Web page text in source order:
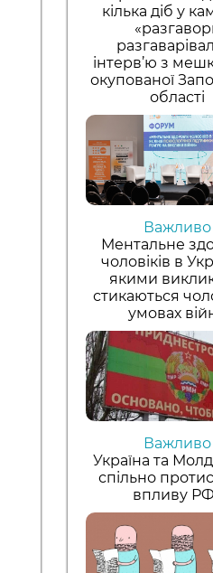
кілька діб у
інтерв’ю з
окупованої
області
Важливо
Ментальне
чоловіків в
якими
стикаються
умовах
Важливо
Україна та
спільно
впливу